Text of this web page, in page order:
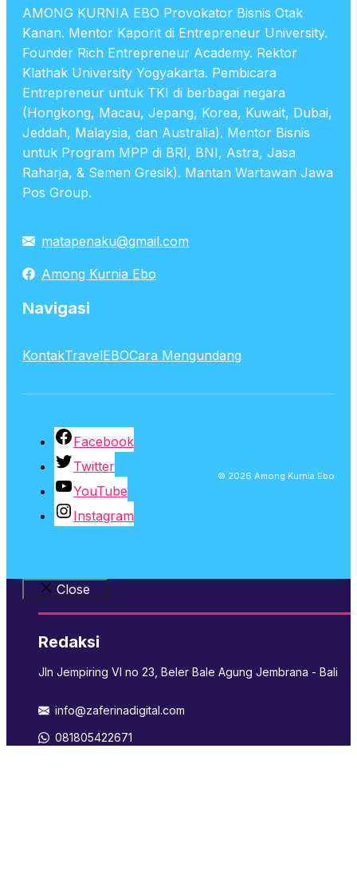
AMONG KURNIA EBO Provokator Bisnis Otak
Kanan. Mentor Kaporit di Entrepreneur University.
Founder Rich Entrepreneur Academy. Rektor
Klathak University Yogyakarta. Pembicara
Entrepreneur untuk TKI di berbagai negara
(Hongkong, Macau, Jepang, Korea, Kuwait, Dubai,
Jeddah, Malaysia, dan Australia). Mentor Bisnis
untuk Program MPP di BRI, BNI, Astra, Jasa
Raharja, & Semen Gresik). Mantan Wartawan Jawa
Pos Group.
matapenaku@gmail.com
Among Kurnia Ebo
Navigasi
KontakTravelEBOCara Mengundang
Facebook
Twitter
YouTube
Instagram
© 2026 Among Kurnia Ebo
Close
Redaksi
Jln Jempiring VI no 23, Beler Bale Agung Jembrana - Bali
info@zaferinadigital.com
081805422671